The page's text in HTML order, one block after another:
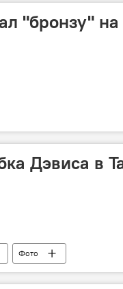
"бронзу"
Дэвиса в
Фото